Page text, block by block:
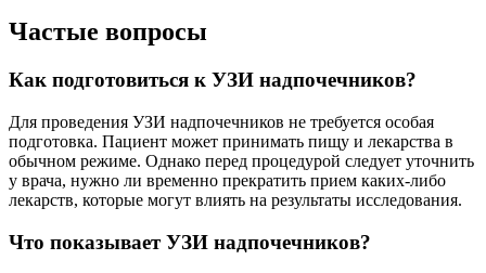
Частые вопросы
Как подготовиться к УЗИ надпочечников?
Для проведения УЗИ надпочечников не требуется особая
подготовка. Пациент может принимать пищу и лекарства в
обычном режиме. Однако перед процедурой следует уточнить
у врача, нужно ли временно прекратить прием каких-либо
лекарств, которые могут влиять на результаты исследования.
Что показывает УЗИ надпочечников?